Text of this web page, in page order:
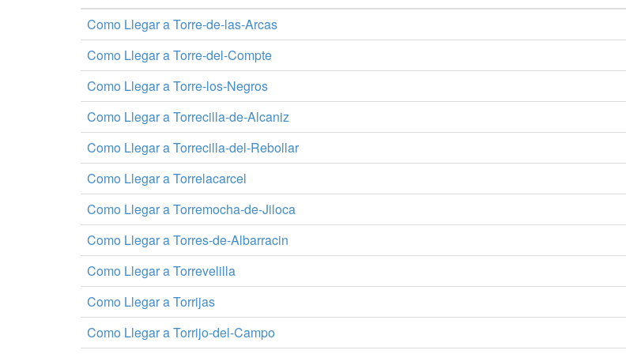
Como Llegar a Torre-de-las-Arcas
Como Llegar a Torre-del-Compte
Como Llegar a Torre-los-Negros
Como Llegar a Torrecilla-de-Alcaniz
Como Llegar a Torrecilla-del-Rebollar
Como Llegar a Torrelacarcel
Como Llegar a Torremocha-de-Jiloca
Como Llegar a Torres-de-Albarracin
Como Llegar a Torrevelilla
Como Llegar a Torrijas
Como Llegar a Torrijo-del-Campo